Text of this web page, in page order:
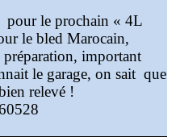
pour le prochain « 4L
le bled Marocain,
important
le garage, on sait que
relevé !